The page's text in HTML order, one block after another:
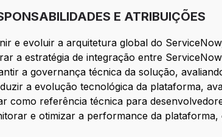
E ATRIBUIÇÕES
e evoluir a arquitetura global do
a estratégia de integração entre
a governança técnica da solução,
a evolução tecnológica da plataforma,
como referência técnica para
e otimizar a performance da plataforma,